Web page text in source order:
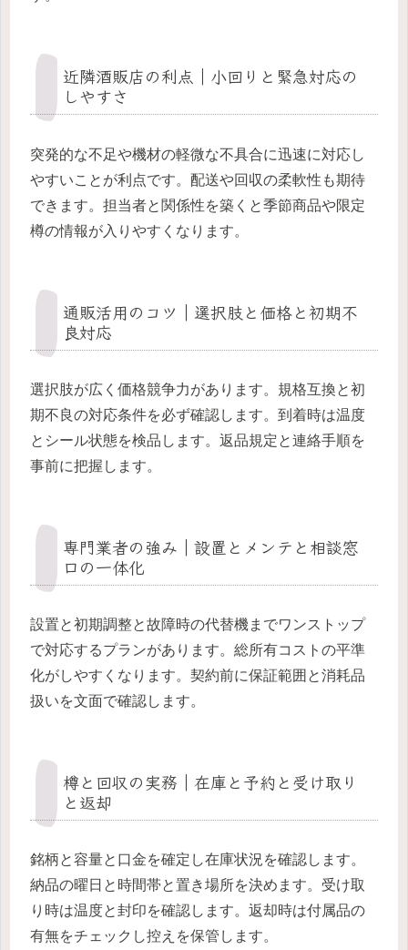
近隣酒販店の利点｜小回りと緊急対応の
しやすさ
突発的な不足や機材の軽微な不具合に迅速に対応し
やすいことが利点です。配送や回収の柔軟性も期待
できます。担当者と関係性を築くと季節商品や限定
樽の情報が入りやすくなります。
通販活用のコツ｜選択肢と価格と初期不
良対応
選択肢が広く価格競争力があります。規格互換と初
期不良の対応条件を必ず確認します。到着時は温度
とシール状態を検品します。返品規定と連絡手順を
事前に把握します。
専門業者の強み｜設置とメンテと相談窓
口の一体化
設置と初期調整と故障時の代替機までワンストップ
で対応するプランがあります。総所有コストの平準
化がしやすくなります。契約前に保証範囲と消耗品
扱いを文面で確認します。
樽と回収の実務｜在庫と予約と受け取り
と返却
銘柄と容量と口金を確定し在庫状況を確認します。
納品の曜日と時間帯と置き場所を決めます。受け取
り時は温度と封印を確認します。返却時は付属品の
有無をチェックし控えを保管します。